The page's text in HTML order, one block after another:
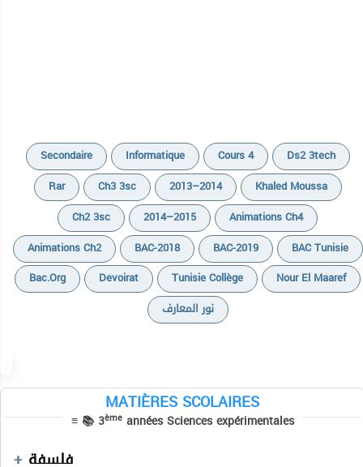
Secondaire Informatique Cours 4
Ds2 3tech
Rar
Ch3 3sc 2013–2014
Khaled Moussa
Ch2 3sc
2014–2015
Animations Ch4
Animations Ch2
BAC-2018 BAC-2019
BAC Tunisie
Bac.org
Devoirat Tunisie Collège
Nour El Maaref
نور المعارف
MATIÈRES SCOLAIRES
≡ 📚 3èmeannées Sciences expérimentales
فلسفة
Devoirs
Devoirs
Cours
Devoirs